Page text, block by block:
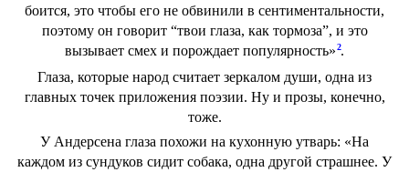
боится, это чтобы его не обвинили в сентиментальности,
поэтому он говорит “твои глаза, как тормоза”, и это
вызывает смех и порождает популярность» 2.
Глаза, которые народ считает зеркалом души, одна из
главных точек приложения поэзии. Ну и прозы, конечно,
тоже.
У Андерсена глаза похожи на кухонную утварь: «На
каждом из сундуков сидит собака, одна другой страшнее. У